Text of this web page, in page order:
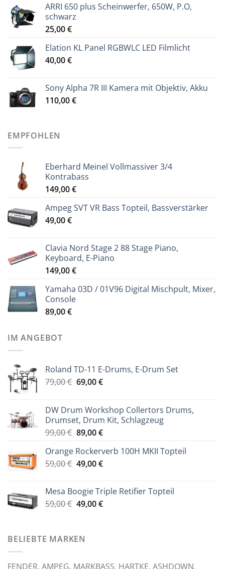
ARRI 650 plus Scheinwerfer, 650W, P.O,
schwarz
25,00€
Elation KL Panel RGBWLC LED Filmlicht
40,00€
Sony Alpha 7R III Kamera mit Objektiv, Akku
110,00€
EMPFOHLEN
Eberhard Meinel Vollmassiver 3/4
Kontrabass
149,00€
Ampeg SVT VR Bass Topteil, Bassverstärker
49,00€
Clavia Nord Stage 2 88 Stage Piano,
Keyboard, E-Piano
149,00€
Yamaha 03D / 01V96 Digital Mischpult, Mixer,
Console
89,00€
IM ANGEBOT
Roland TD-11 E-Drums, E-Drum Set
79,00€ Ursprünglicher
79,00 €
69,00€Aktueller
69,00 €.
DW Drum Workshop Collertors Drums,
Drumset, Drum Kit, Schlagzeug
99,00€ Ursprünglicher
war:
99,00 €
89,00€Aktueller
ist:
89,00 €.
Orange Rockerverb 100H MKII Topteil
59,00€ Ursprünglicher
59,00 €
49,00€Aktueller
49,00 €.
Mesa Boogie Triple Retifier Topteil
59,00€ Ursprünglicher
59,00 €
49,00€Aktueller
BELIEBTE MARKEN
FENDER, AMPEG, MARKBASS, HARTKE, ASHDOWN,